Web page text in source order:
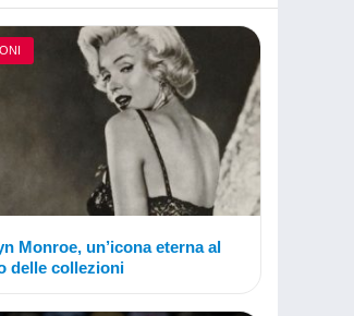
Monroe, un’icona eterna al
delle collezioni